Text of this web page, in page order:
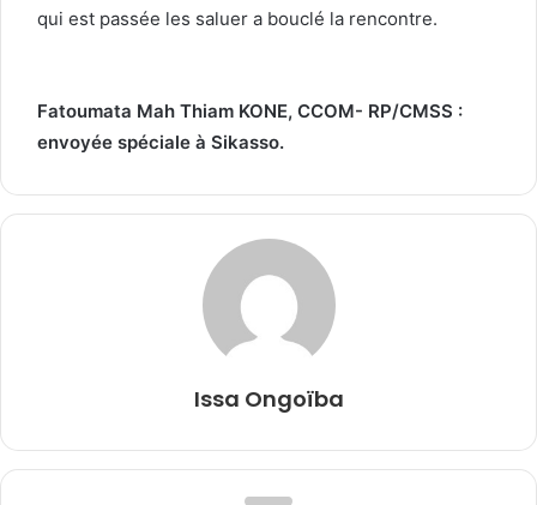
qui est passée les saluer a bouclé la rencontre.
Fatoumata Mah Thiam KONE, CCOM- RP/CMSS :
envoyée spéciale à Sikasso.
Issa Ongoïba